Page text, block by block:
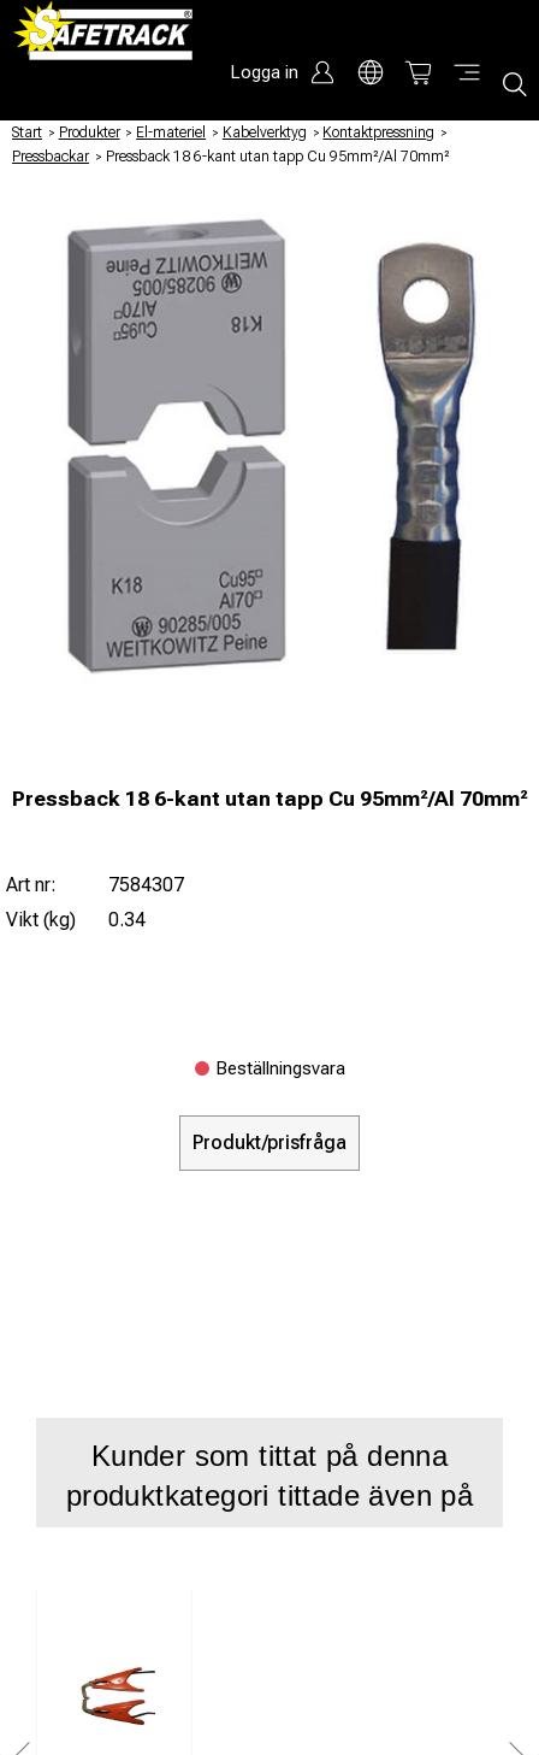
Logga in
Start / Produkter / El-materiel / Kabelverktyg / Kontaktpressning /
Pressbackar / Pressback 18 6-kant utan tapp Cu 95mm²/Al 70mm²
Pressback 18 6-kant utan tapp Cu 95mm²/Al 70mm²
Art nr:
7584307
Vikt (kg)
0.34
Beställningsvara
Produkt/prisfråga
Kunder som tittat på denna
produktkategori tittade även på